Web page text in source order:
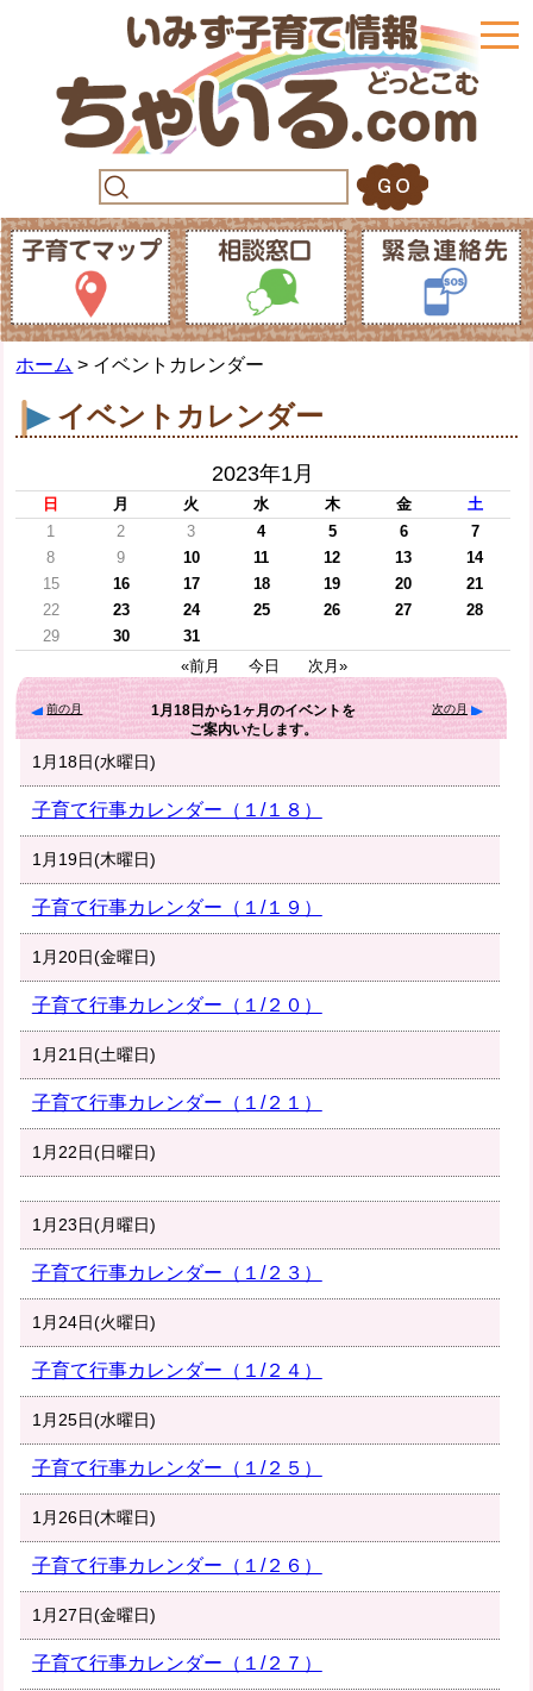
ホーム > イベントカレンダー
イベントカレンダー
2023年1月
日 月 火 水 木 金
土
1
2 3 4 5 6
7
8
9 10 11 12 13
14
15
16 17 18 19 20
21
22
23 24 25 26 27
28
29
30
31
«前月
今日 次月»
前の月 1月18日 から1ヶ月のイベントを
ご案内いたします。
次の月
1月18日(水曜日)
子育て行事カレンダー（１/１８）
1月19日(木曜日)
子育て行事カレンダー（１/１９）
1月20日(金曜日)
子育て行事カレンダー（１/２０）
1月21日(土曜日)
子育て行事カレンダー（１/２１）
1月22日(日曜日)
1月23日(月曜日)
子育て行事カレンダー（１/２３）
1月24日(火曜日)
子育て行事カレンダー（１/２４）
1月25日(水曜日)
子育て行事カレンダー（１/２５）
1月26日(木曜日)
子育て行事カレンダー（１/２６）
1月27日(金曜日)
子育て行事カレンダー（１/２７）